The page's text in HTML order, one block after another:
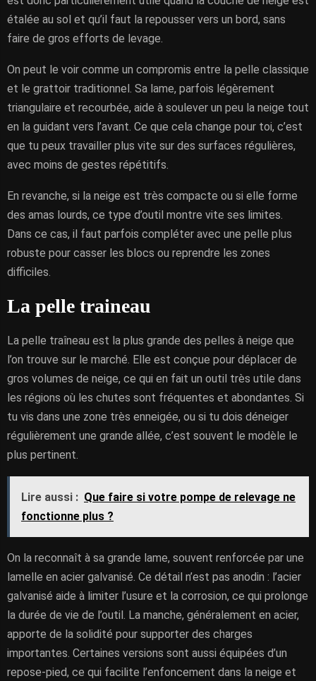
étalée au sol et qu’il faut la repousser vers un bord, sans
faire de gros efforts de levage.
On peut le voir comme un compromis entre la pelle classique
et le grattoir traditionnel. Sa lame, parfois légèrement
triangulaire et recourbée, aide à soulever un peu la neige tout
en la guidant vers l’avant. Ce que cela change pour toi, c’est
que tu peux travailler plus vite sur des surfaces régulières,
avec moins de gestes répétitifs.
En revanche, si la neige est très compacte ou si elle forme
des amas lourds, ce type d’outil montre vite ses limites.
Dans ce cas, il faut parfois compléter avec une pelle plus
robuste pour casser les blocs ou reprendre les zones
difficiles.
La pelle traineau
La pelle traîneau est la plus grande des pelles à neige que
l’on trouve sur le marché. Elle est conçue pour déplacer de
gros volumes de neige, ce qui en fait un outil très utile dans
les régions où les chutes sont fréquentes et abondantes. Si
tu vis dans une zone très enneigée, ou si tu dois déneiger
régulièrement une grande allée, c’est souvent le modèle le
plus pertinent.
Lire aussi : Que faire si votre pompe de relevage ne
fonctionne plus ?
On la reconnaît à sa grande lame, souvent renforcée par une
lamelle en acier galvanisé. Ce détail n’est pas anodin : l’acier
galvanisé aide à limiter l’usure et la corrosion, ce qui prolonge
la durée de vie de l’outil. La manche, généralement en acier,
apporte de la solidité pour supporter des charges
importantes. Certaines versions sont aussi équipées d’un
repose-pied, ce qui facilite l’enfoncement dans la neige et